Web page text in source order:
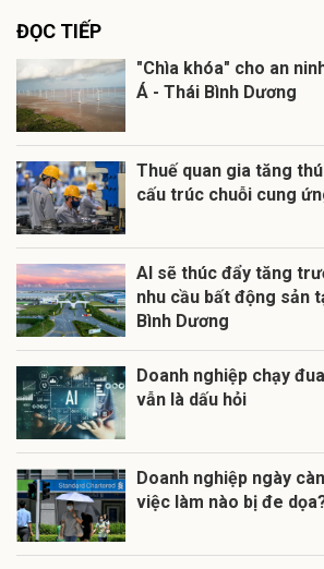
ĐỌC TIẾP
"Chìa khóa" cho an
Á - Thái Bình Dương
Thuế quan gia tăng
cấu trúc chuỗi cung
AI sẽ thúc đẩy tăng
nhu cầu bất động sản
Bình Dương
Doanh nghiệp chạy
vẫn là dấu hỏi
Doanh nghiệp ngày
việc làm nào bị đe